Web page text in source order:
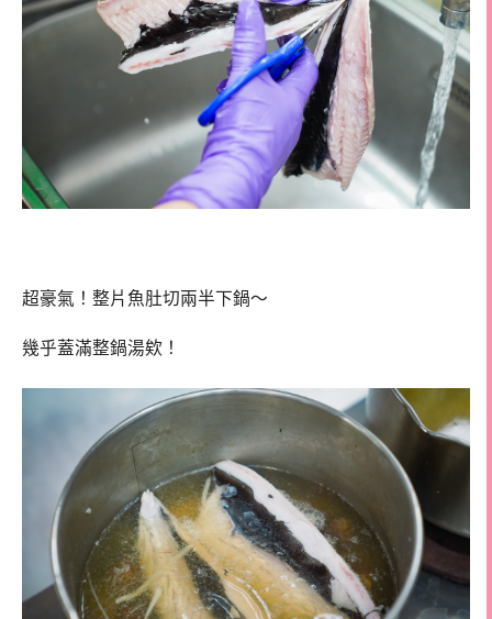
超豪氣！整片魚肚切兩半下鍋～
幾乎蓋滿整鍋湯欸！